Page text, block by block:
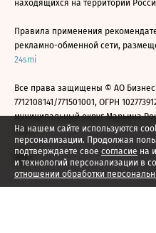
На нашем сайте используются
персонализации. Продолжая
подтверждаете свое согласие на
и технологий персонализации в
отношении обработки
находящихся на территории
Правила применения
рекламно-обменной сети,
24smi
Все права защищены © АО
7712108141/771501001, ОГРН
муниципальный округ Марьина
2026